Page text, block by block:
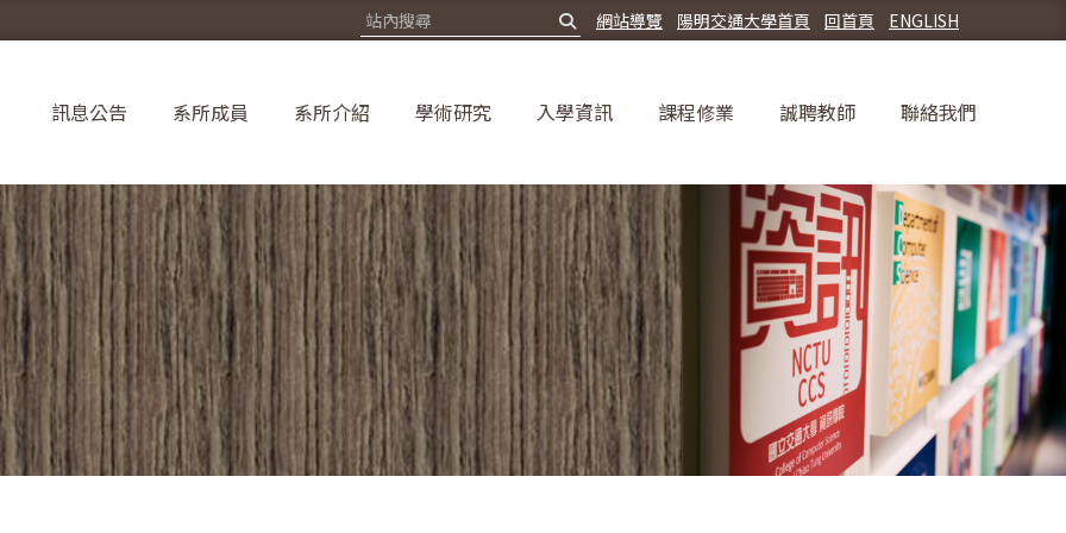
ENGLISH
回首頁
陽明交通大學首頁
網站導覽
訊息公告 系所成員 系所介紹 學術研究 入學資訊 課程修業 誠聘教師 聯絡我們